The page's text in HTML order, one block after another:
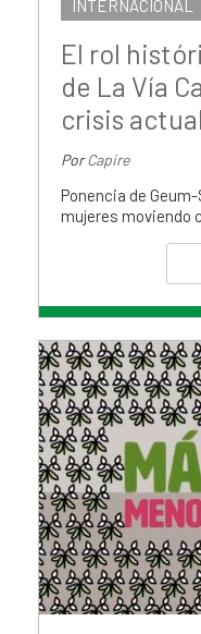
INTERNACIONAL
El rol
de La Vía
crisis actual
PorCapire
Ponencia de
mujeres moviendo